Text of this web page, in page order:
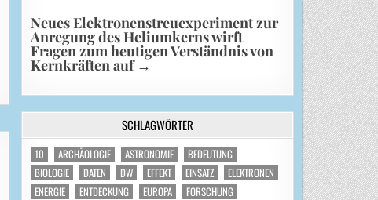
Neues Elektronenstreuexperiment zur
Anregung des Heliumkerns wirft
Fragen zum heutigen Verständnis von
Kernkräften auf →
SCHLAGWÖRTER
10 ARCHÄOLOGIE ASTRONOMIE
BEDEUTUNG
BIOLOGIE
DATEN DW EFFEKT EINSATZ
ELEKTRONEN
ENERGIE
ENTDECKUNG EUROPA
FORSCHUNG